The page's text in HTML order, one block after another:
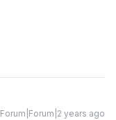
Forum|Forum|2 years ago